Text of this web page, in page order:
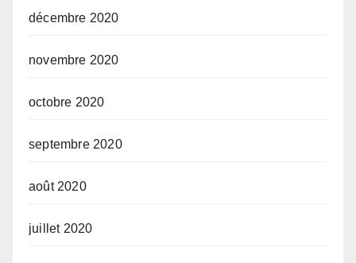
décembre 2020
novembre 2020
octobre 2020
septembre 2020
août 2020
juillet 2020